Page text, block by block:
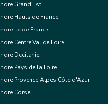
Georges-de-Didonne
Appartement
chambre
Grand Est
Hauts de France
Ile de France
Centre Val de Loire
Occitanie
Pays de la Loire
Provence Alpes Côte d'Azur
Corse